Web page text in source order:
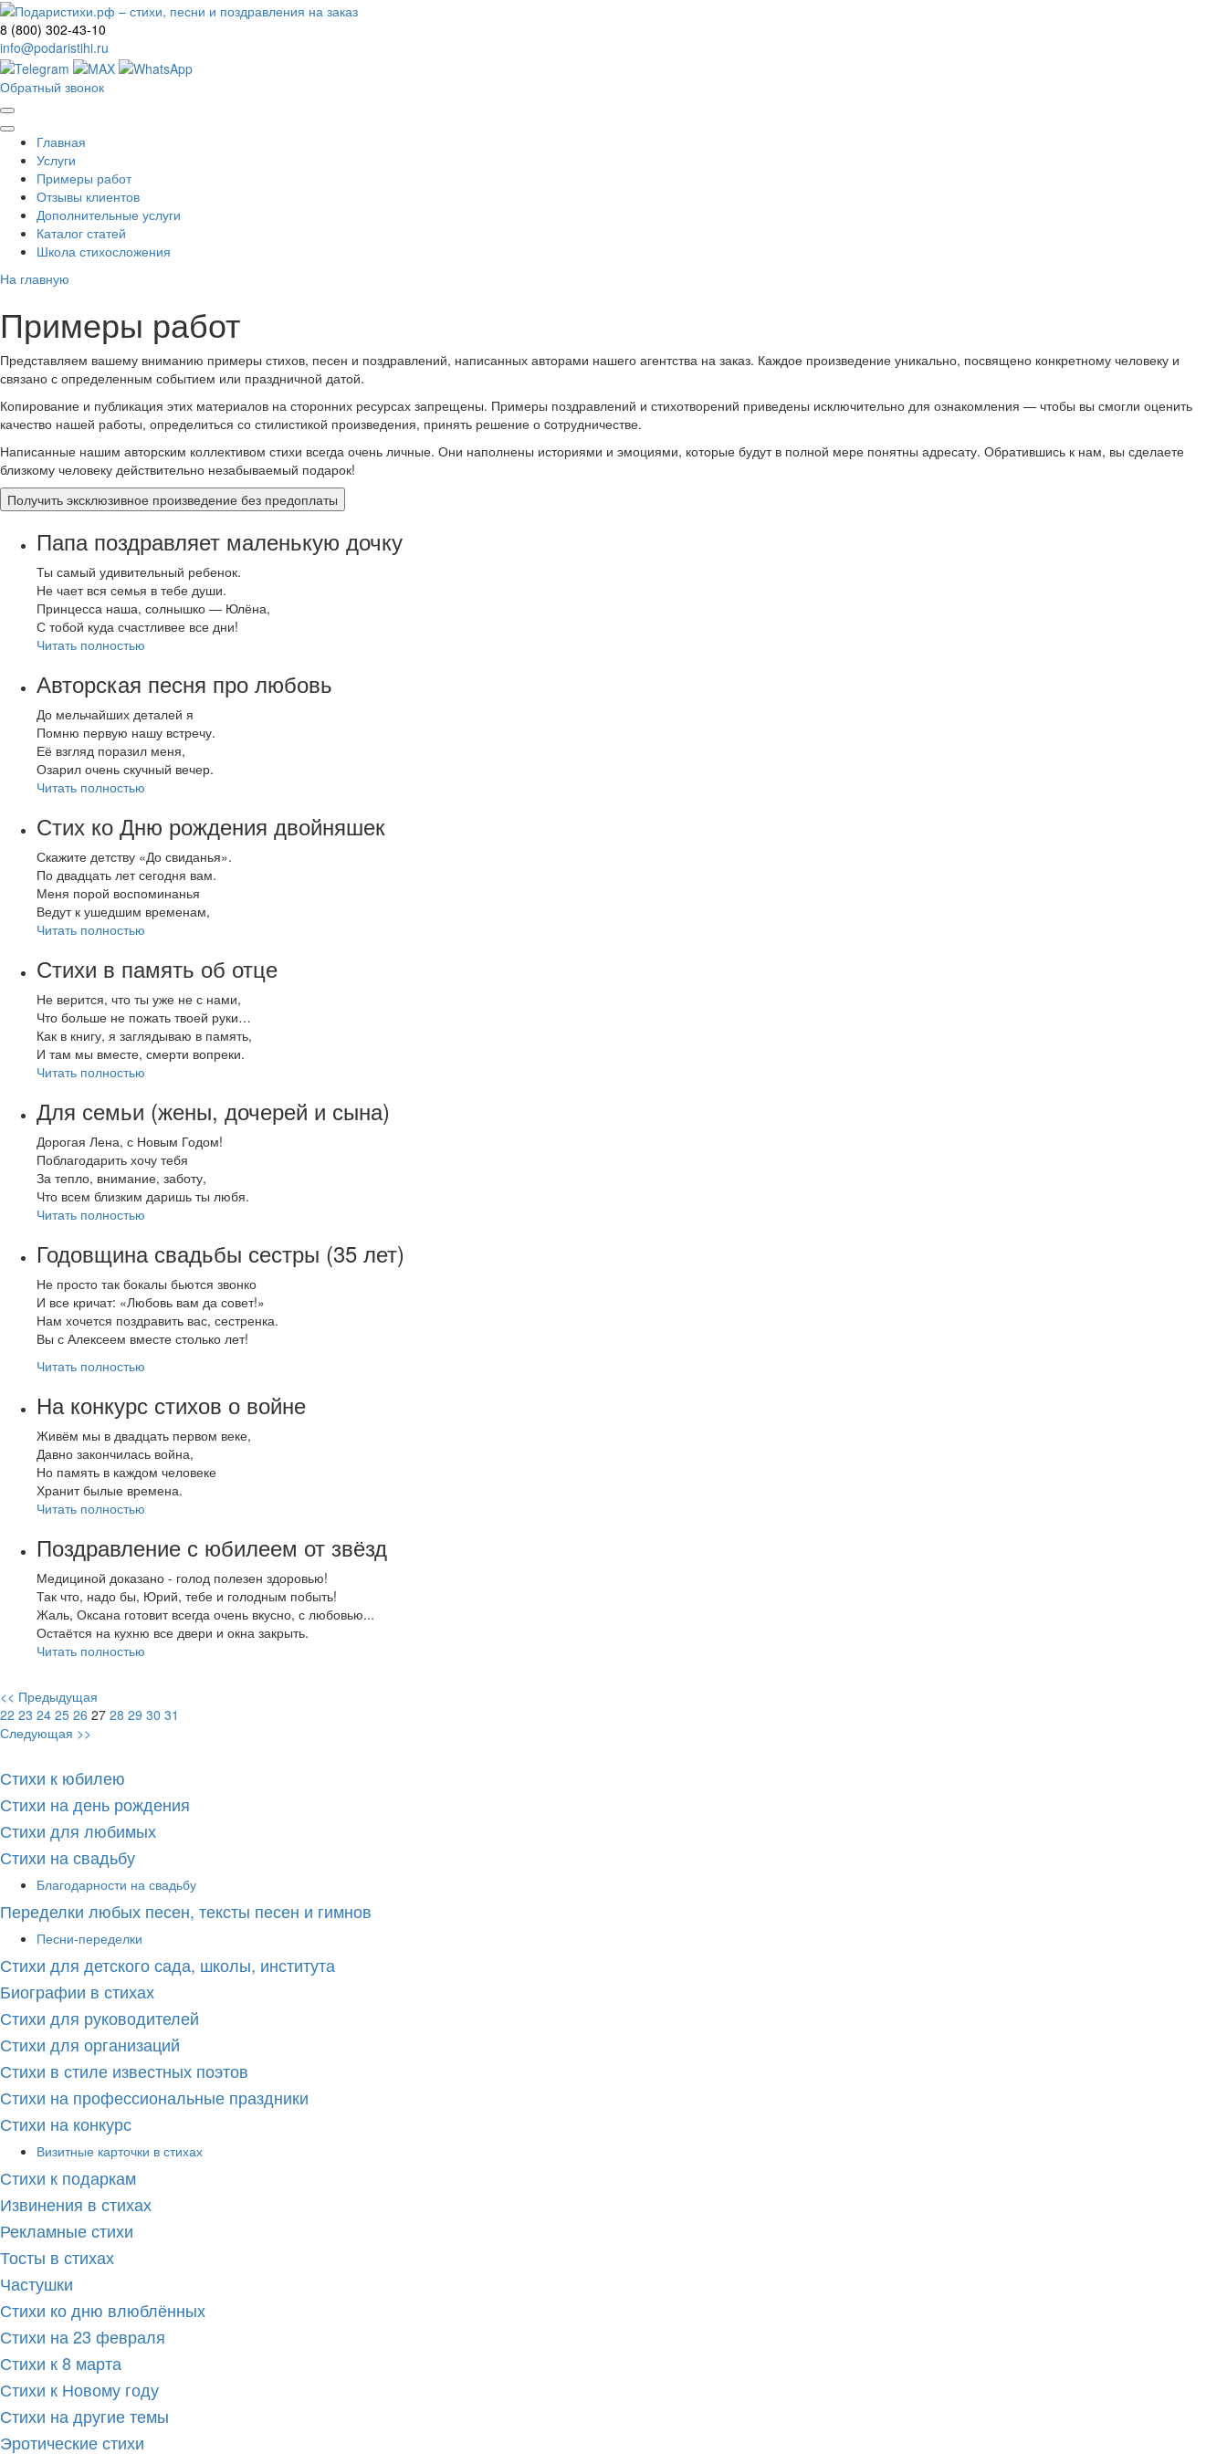
8 (800) 302-43-10
info@podaristihi.ru
Обратный звонок
Главная
Услуги
Примеры работ
Отзывы клиентов
Дополнительные услуги
Каталог статей
Школа стихосложения
На главную
Примеры работ
Представляем вашему вниманию примеры стихов, песен и поздравлений, написанных авторами нашего агентства на заказ. Каждое произведение уникально, посвящено конкретному человеку и
связано с определенным событием или праздничной датой.
Копирование и публикация этих материалов на сторонних ресурсах запрещены. Примеры поздравлений и стихотворений приведены исключительно для ознакомления — чтобы вы смогли оценить
качество нашей работы, определиться со стилистикой произведения, принять решение о cотрудничестве.
Написанные нашим авторским коллективом стихи всегда очень личные. Они наполнены историями и эмоциями, которые будут в полной мере понятны адресату. Обратившись к нам, вы сделаете
близкому человеку действительно незабываемый подарок!
Получить эксклюзивное произведение без предоплаты
Папа поздравляет маленькую дочку
Ты самый удивительный ребенок.
Не чает вся семья в тебе души.
Принцесса наша, солнышко — Юлёна,
С тобой куда счастливее все дни!
Читать полностью
Авторская песня про любовь
До мельчайших деталей я
Помню первую нашу встречу.
Её взгляд поразил меня,
Озарил очень скучный вечер.
Читать полностью
Стих ко Дню рождения двойняшек
Скажите детству «До свиданья».
По двадцать лет сегодня вам.
Меня порой воспоминанья
Ведут к ушедшим временам,
Читать полностью
Стихи в память об отце
Не верится, что ты уже не с нами,
Что больше не пожать твоей руки…
Как в книгу, я заглядываю в память,
И там мы вместе, смерти вопреки.
Читать полностью
Для семьи (жены, дочерей и сына)
Дорогая Лена, с Новым Годом!
Поблагодарить хочу тебя
За тепло, внимание, заботу,
Что всем близким даришь ты любя.
Читать полностью
Годовщина свадьбы сестры (35 лет)
Не просто так бокалы бьются звонко
И все кричат: «Любовь вам да совет!»
Нам хочется поздравить вас, сестренка.
Вы с Алексеем вместе столько лет!
Читать полностью
На конкурс стихов о войне
Живём мы в двадцать первом веке,
Давно закончилась война,
Но память в каждом человеке
Хранит былые времена.
Читать полностью
Поздравление с юбилеем от звёзд
Медициной доказано - голод полезен здоровью!
Так что, надо бы, Юрий, тебе и голодным побыть!
Жаль, Оксана готовит всегда очень вкусно, с любовью...
Остаётся на кухню все двери и окна закрыть.
Читать полностью
<< Предыдущая
22 23 24 25 26 27 28 29 30 31
Следующая >>
Стихи к юбилею
Стихи на день рождения
Стихи для любимых
Стихи на свадьбу
Благодарности на свадьбу
Переделки любых песен, тексты песен и гимнов
Песни-переделки
Стихи для детского сада, школы, института
Биографии в стихах
Стихи для руководителей
Стихи для организаций
Стихи в стиле известных поэтов
Стихи на профессиональные праздники
Стихи на конкурс
Визитные карточки в стихах
Стихи к подаркам
Извинения в стихах
Рекламные стихи
Тосты в стихах
Частушки
Стихи ко дню влюблённых
Стихи на 23 февраля
Стихи к 8 марта
Стихи к Новому году
Стихи на другие темы
Эротические стихи